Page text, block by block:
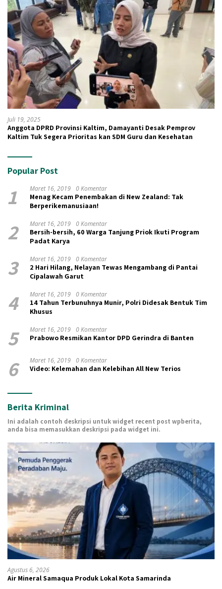
Juli 19, 2025
Anggota DPRD Provinsi Kaltim, Damayanti Desak Pemprov
Kaltim Tuk Segera Prioritas kan SDM Guru dan Kesehatan
Popular Post
1 Maret 16, 2019 0 Komentar
Menag Kecam Penembakan di New Zealand: Tak
Berperikemanusiaan!
2 Maret 16, 2019 0 Komentar
Bersih-bersih, 60 Warga Tanjung Priok Ikuti Program
Padat Karya
3 Maret 16, 2019 0 Komentar
2 Hari Hilang, Nelayan Tewas Mengambang di Pantai
Cipalawah Garut
4 Maret 16, 2019 0 Komentar
14 Tahun Terbunuhnya Munir, Polri Didesak Bentuk Tim
Khusus
5 Maret 16, 2019 0 Komentar
Prabowo Resmikan Kantor DPD Gerindra di Banten
6 Maret 16, 2019 0 Komentar
Video: Kelemahan dan Kelebihan All New Terios
Berita Kriminal
Ini adalah contoh deskripsi untuk widget recent post wpberita,
anda bisa memasukkan deskripsi pada widget ini.
Agustus 6, 2026
Air Mineral Samaqua Produk Lokal Kota Samarinda